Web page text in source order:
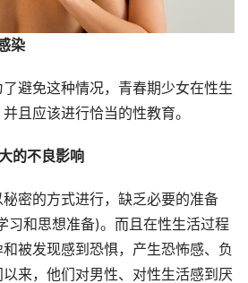
染
避免这种情况，青春期少女在性生
且应该进行恰当的性教育。
的不良影响
密的方式进行，缺乏必要的准备
习和思想准备)。而且在性生活过程
被发现感到恐惧，产生恐怖感、负
来，他们对男性、对性生活感到厌